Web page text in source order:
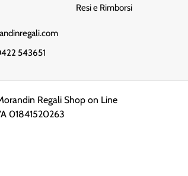
543651
Resi e Rimborsi
Regali Shop on Line
01841520263